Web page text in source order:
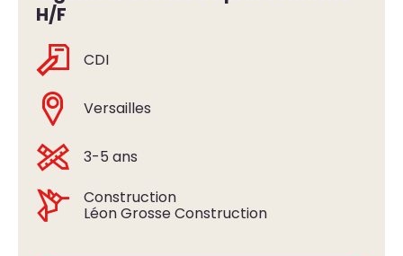
H/F
CDI
Versailles
3-5 ans
Construction
Léon Grosse Construction